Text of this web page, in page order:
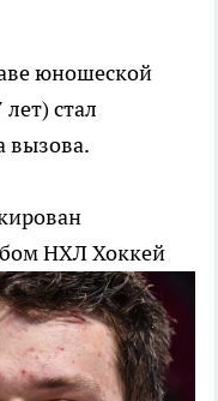
юношеской
стал
вызова.
НХЛХоккей